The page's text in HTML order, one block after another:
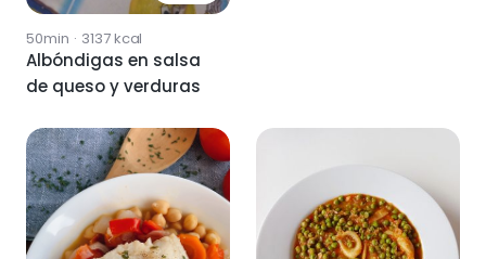
50min · 3137kcal
Albóndigas en salsa
de queso y verduras